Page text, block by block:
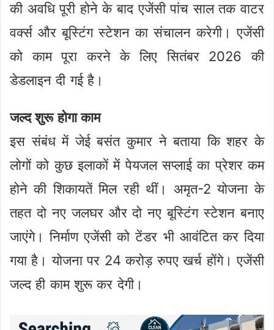
की अवधि पूरी होने के बाद एजेंसी पांच साल तक वाटर
वर्क्स और बूस्टिंग स्टेशन का संचालन करेगी। एजेंसी
को काम पूरा करने के लिए सितंबर 2026 की
डेडलाइन दी गई है।
जल्द शुरू होगा काम
इस संबंध में जेई बसंत कुमार ने बताया कि शहर के
लोगों को कुछ इलाकों में पेयजल सप्लाई का प्रेशर कम
होने की शिकायतें मिल रही थीं। अमृत-2 योजना के
तहत दो नए जलघर और दो नए बूस्टिंग स्टेशन बनाए
जाएंगे। निर्माण एजेंसी को टेंडर भी आवंटित कर दिया
गया है। योजना पर 24 करोड़ रुपए खर्च होंगे। एजेंसी
जल्द ही काम शुरू कर देगी।